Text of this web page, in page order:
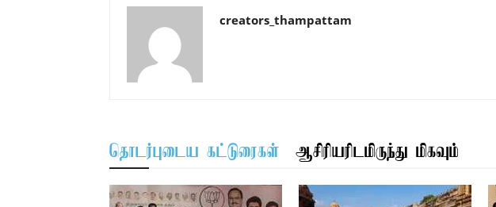
creators_thampattam
தொடர்புடைய கட்டுரைகள் ஆசிரியரிடமிருந்து மிகவும்